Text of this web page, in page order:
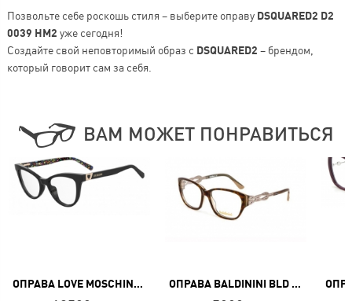
Позвольте себе роскошь стиля – выберите оправу DSQUARED2 D2
0039 HM2 уже сегодня!
Создайте свой неповторимый образ с DSQUARED2 – брендом,
который говорит сам за себя.
ВАМ МОЖЕТ ПОНРАВИТЬСЯ
ОПРАВА LOVE MOSCHINO MOL576 807 ОПРАВА BALDININI BLD 1350 201